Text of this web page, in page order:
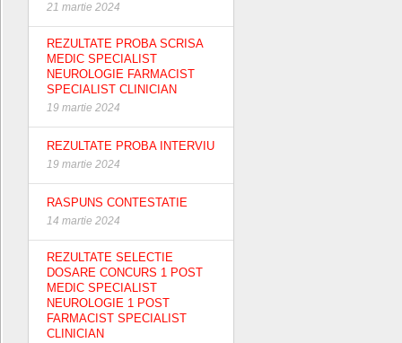
21 martie 2024
REZULTATE PROBA SCRISA
MEDIC SPECIALIST
NEUROLOGIE FARMACIST
SPECIALIST CLINICIAN
19 martie 2024
REZULTATE PROBA INTERVIU
19 martie 2024
RASPUNS CONTESTATIE
14 martie 2024
REZULTATE SELECTIE
DOSARE CONCURS 1 POST
MEDIC SPECIALIST
NEUROLOGIE 1 POST
FARMACIST SPECIALIST
CLINICIAN